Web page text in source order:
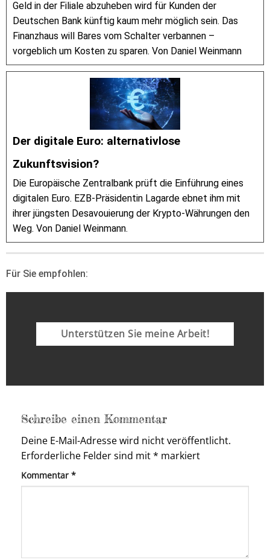
Geld in der Filiale abzuheben wird für Kunden der
Deutschen Bank künftig kaum mehr möglich sein. Das
Finanzhaus will Bares vom Schalter verbannen –
vorgeblich um Kosten zu sparen. Von Daniel Weinmann
Der digitale Euro: alternativlose
Zukunftsvision?
Die Europäische Zentralbank prüft die Einführung eines
digitalen Euro. EZB-Präsidentin Lagarde ebnet ihm mit
ihrer jüngsten Desavouierung der Krypto-Währungen den
Weg. Von Daniel Weinmann.
Für Sie empfohlen:
Unterstützen Sie meine Arbeit!
Schreibe einen Kommentar
Deine E-Mail-Adresse wird nicht veröffentlicht.
Erforderliche Felder sind mit* markiert
Kommentar *